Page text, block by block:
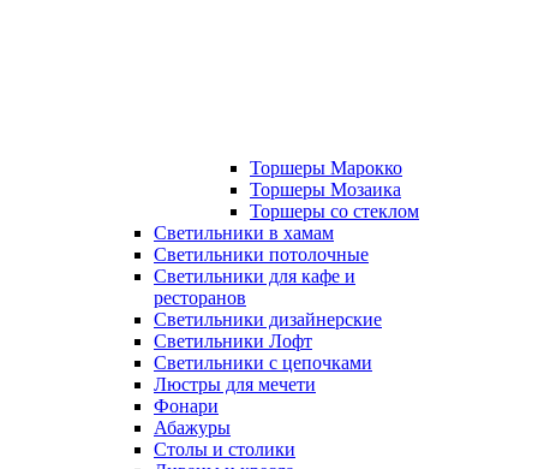
Торшеры Марокко
Торшеры Мозаика
Торшеры со стеклом
Светильники в хамам
Светильники потолочные
Светильники для кафе и
ресторанов
Светильники дизайнерские
Светильники Лофт
Светильники с цепочками
Люстры для мечети
Фонари
Абажуры
Столы и столики